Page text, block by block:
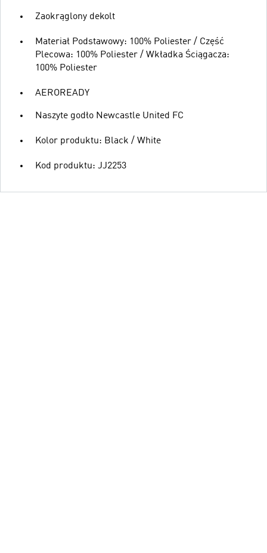
Zaokrąglony dekolt
Materiał Podstawowy: 100% Poliester / Część
Plecowa: 100% Poliester / Wkładka Ściągacza:
100% Poliester
AEROREADY
Naszyte godło Newcastle United FC
Kolor produktu: Black / White
Kod produktu: JJ2253